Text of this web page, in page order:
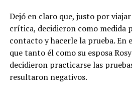
Dejó en claro que, justo por
crítica, decidieron como medida
contacto y hacerle la prueba. En
que tanto él como su esposa
decidieron practicarse las
resultaron negativos.